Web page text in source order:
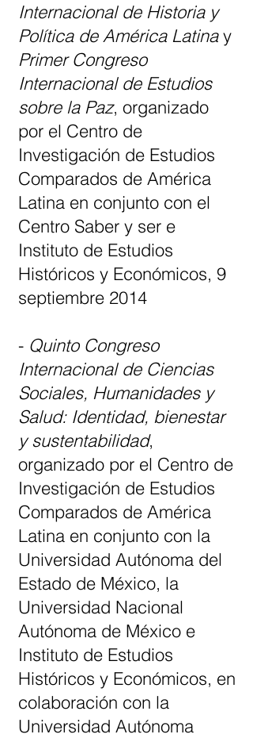
Internacional de Historia y
Política de América Latinay
Primer Congreso
Internacional de Estudios
sobre la Paz, organizado
por el Centro de
Investigación de Estudios
Comparados de América
Latina en conjunto con el
Centro Saber y ser e
Instituto de Estudios
Históricos y Económicos, 9
septiembre 2014
- Quinto Congreso
Internacional de Ciencias
Sociales, Humanidades y
Salud: Identidad, bienestar
y sustentabilidad,
organizado por el Centro de
Investigación de Estudios
Comparados de América
Latina en conjunto con la
Universidad Autónoma del
Estado de México, la
Universidad Nacional
Autónoma de México e
Instituto de Estudios
Históricos y Económicos, en
colaboración con la
Universidad Autónoma